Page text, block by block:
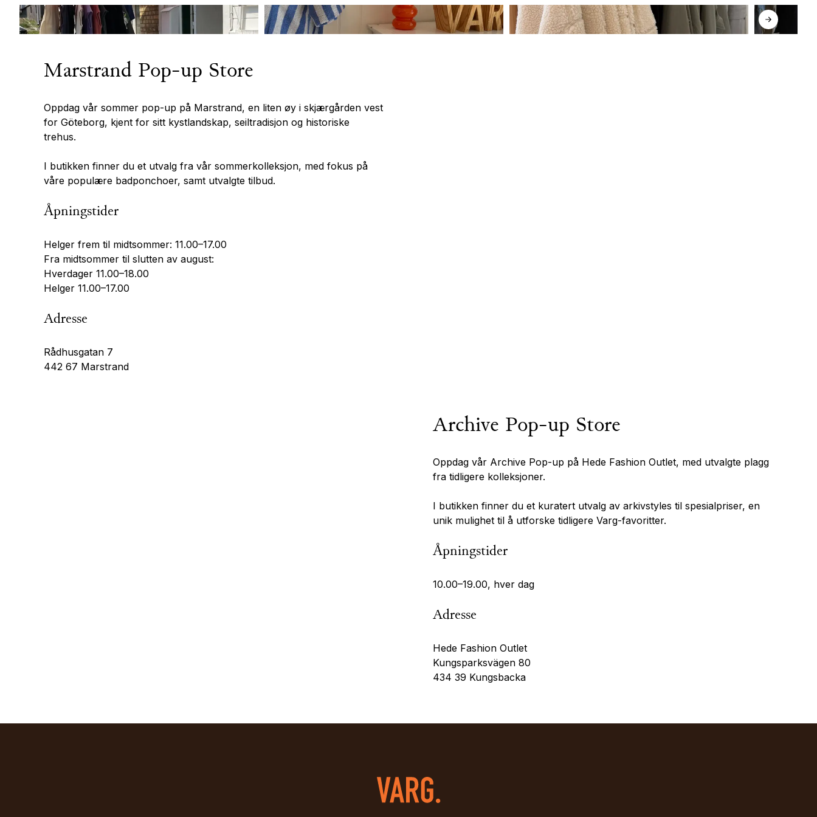
Marstrand Pop-up Store
Oppdag vår sommer pop-up på Marstrand, en liten øy i skjærgården vest
for Göteborg, kjent for sitt kystlandskap, seiltradisjon og historiske
trehus.
I butikken finner du et utvalg fra vår sommerkolleksjon, med fokus på
våre populære badponchoer, samt utvalgte tilbud.
Åpningstider
Helger frem til midtsommer: 11.00–17.00
Fra midtsommer til slutten av august:
Hverdager 11.00–18.00
Helger 11.00–17.00
Adresse
Rådhusgatan 7
442 67 Marstrand
Archive Pop-up Store
Oppdag vår Archive Pop-up på Hede Fashion Outlet, med utvalgte plagg
fra tidligere kolleksjoner.
I butikken finner du et kuratert utvalg av arkivstyles til spesialpriser, en
unik mulighet til å utforske tidligere Varg-favoritter.
Åpningstider
10.00–19.00, hver dag
Adresse
Hede Fashion Outlet
Kungsparksvägen 80
434 39 Kungsbacka